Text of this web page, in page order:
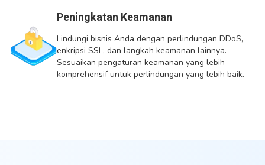
Peningkatan Keamanan
Lindungi bisnis Anda dengan perlindungan DDoS,
enkripsi SSL, dan langkah keamanan lainnya.
Sesuaikan pengaturan keamanan yang lebih
komprehensif untuk perlindungan yang lebih baik.